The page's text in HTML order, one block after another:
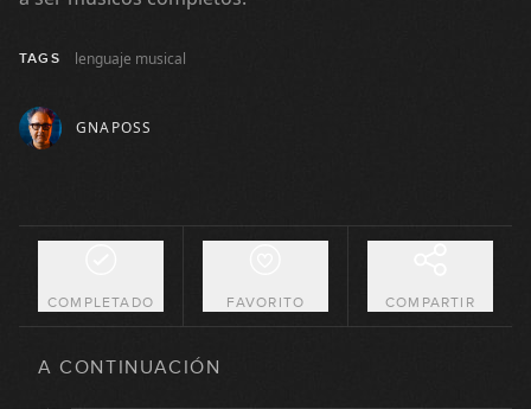
TAGS lenguaje musical
GNAPOSS
COMPLETADO FAVORITO COMPARTIR
A CONTINUACIÓN
1
Elementos de la música